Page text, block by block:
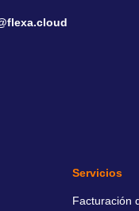
Servicios
Facturación